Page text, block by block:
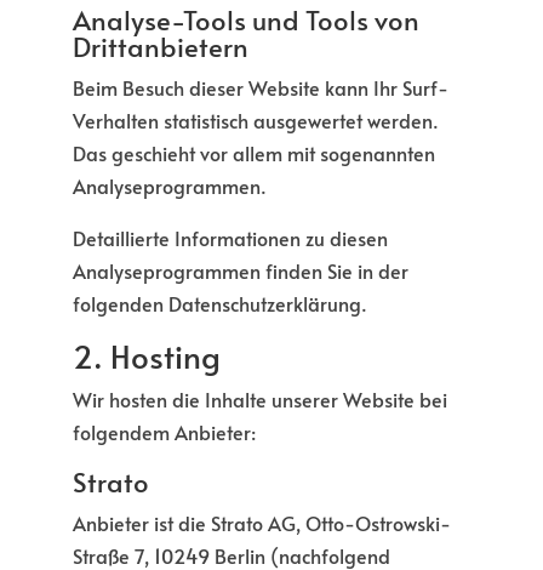
Analyse-Tools und Tools von
Dritt­anbietern
Beim Besuch dieser Website kann Ihr Surf-
Verhalten statistisch ausgewertet werden.
Das geschieht vor allem mit sogenannten
Analyseprogrammen.
Detaillierte Informationen zu diesen
Analyseprogrammen finden Sie in der
folgenden Datenschutzerklärung.
2. Hosting
Wir hosten die Inhalte unserer Website bei
folgendem Anbieter:
Strato
Anbieter ist die Strato AG, Otto-Ostrowski-
Straße 7, 10249 Berlin (nachfolgend